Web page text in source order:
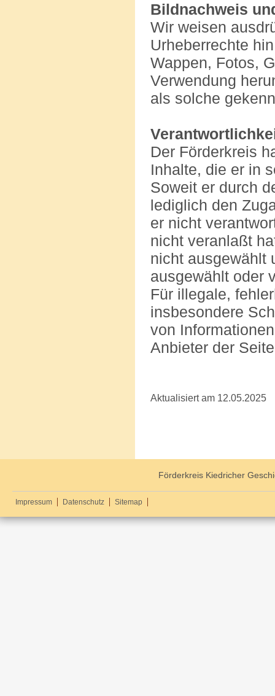
Bildnachweis
Wir weisen
Urheberrechte
Wappen, Fotos,
Verwendung
als solche
Der Förderkreis
Inhalte, die er in
Soweit er durch
lediglich den
er nicht
nicht veranlaßt
nicht ausgewählt
ausgewählt oder
Für illegale,
insbesondere
von
Anbieter der
Aktualisiert am 12.05.2025
Förderkreis Kiedricher
Impressum Datenschutz Sitemap